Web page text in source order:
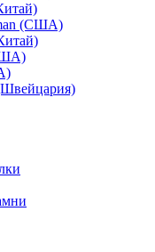
(США)